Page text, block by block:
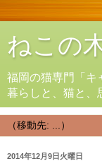
ねこの
福岡の猫専門「
暮らしと、猫と、
2014年12月9日火曜日